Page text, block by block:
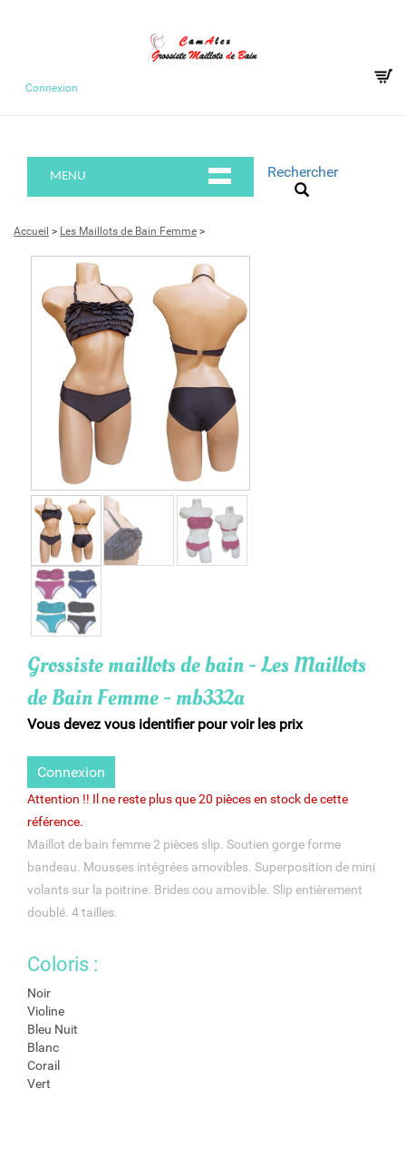
Connexion
MENU Rechercher
Accueil > Les Maillots de Bain Femme >
Grossiste maillots de bain - Les Maillots
de Bain Femme - mb332a
Vous devez vous identifier pour voir les prix
Connexion
Attention !! Il ne reste plus que 20 pièces en stock de cette
référence.
Maillot de bain femme 2 pièces slip. Soutien gorge forme
bandeau. Mousses intégrées amovibles. Superposition de mini
volants sur la poitrine. Brides cou amovible. Slip entièrement
doublé. 4 tailles.
Coloris :
Noir
Violine
Bleu Nuit
Blanc
Corail
Vert